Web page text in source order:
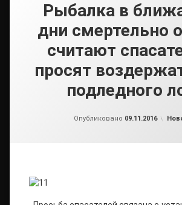
Рыбалка в
дни смертельно
считают
просят
подледного
Опубликовано 09.11.2016